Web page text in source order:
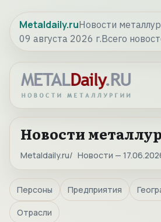
Metaldaily.ruНовости
09 августа 2026 г.Всего
Новости
Metaldaily.ru Новости —
Персоны Предприятия
Отрасли